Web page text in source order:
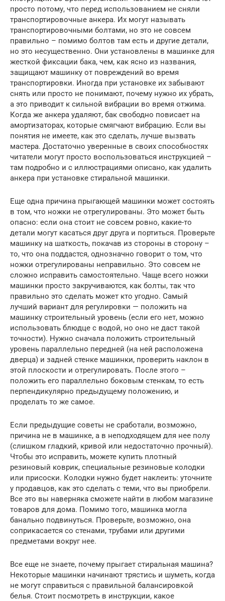
просто потому, что перед использованием не сняли
транспортировочные анкера. Их могут называть
транспортировочными болтами, но это не совсем
правильно – помимо болтов там есть и другие детали,
но это несущественно. Они установлены в машинке для
жесткой фиксации бака, чем, как ясно из названия,
защищают машинку от повреждений во время
транспортировки. Иногда при установке их забывают
снять или просто не понимают, почему нужно их убрать,
а это приводит к сильной вибрации во время отжима.
Когда же анкера удаляют, бак свободно повисает на
амортизаторах, которые смягчают вибрацию. Если вы
понятия не имеете, как это сделать, лучше вызвать
мастера. Достаточно уверенные в своих способностях
читатели могут просто воспользоваться инструкцией –
там подробно и с иллюстрациями описано, как удалить
анкера при установке стиральной машинки.
Еще одна причина прыгающей машинки может состоять
в том, что ножки не отрегулированы. Это может быть
опасно: если она стоит не совсем ровно, какие-то
детали могут касаться друг друга и портиться. Проверьте
машинку на шаткость, покачав из стороны в сторону –
то, что она поддастся, однозначно говорит о том, что
ножки отрегулированы неправильно. Это совсем не
сложно исправить самостоятельно. Чаще всего ножки
машинки просто закручиваются, как болты, так что
правильно это сделать может кто угодно. Самый
лучший вариант для регулировки — положить на
машинку строительный уровень (если его нет, можно
использовать блюдце с водой, но оно не даст такой
точности). Нужно сначала положить строительный
уровень параллельно передней (на ней расположена
дверца) и задней стенке машинки, проверить наклон в
этой плоскости и отрегулировать. После этого –
положить его параллельно боковым стенкам, то есть
перпендикулярно предыдущему положению, и
проделать то же самое.
Если предыдущие советы не сработали, возможно,
причина не в машинке, а в неподходящем для нее полу
(слишком гладкий, кривой или недостаточно прочный).
Чтобы это исправить, можете купить плотный
резиновый коврик, специальные резиновые колодки
или присоски. Колодки нужно будет наклеить: уточните
у продавцов, как это сделать с теми, что вы приобрели.
Все это вы наверняка сможете найти в любом магазине
товаров для дома. Помимо того, машинка могла
банально подвинуться. Проверьте, возможно, она
соприкасается со стенами, трубами или другими
предметами вокруг нее.
Все еще не знаете, почему прыгает стиральная машина?
Некоторые машинки начинают трястись и шуметь, когда
не могут справиться с правильной балансировкой
белья. Стоит посмотреть в инструкции, какое